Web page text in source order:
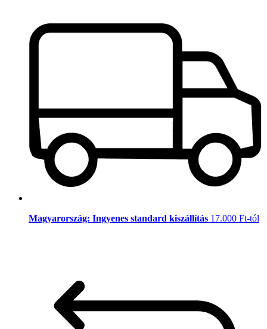
Magyarország: Ingyenes standard kiszállítás 17.000 Ft-tól